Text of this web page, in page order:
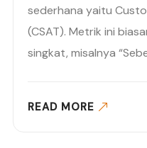
sederhana yaitu
(CSAT). Metrik ini
singkat, misalnya
READ MORE